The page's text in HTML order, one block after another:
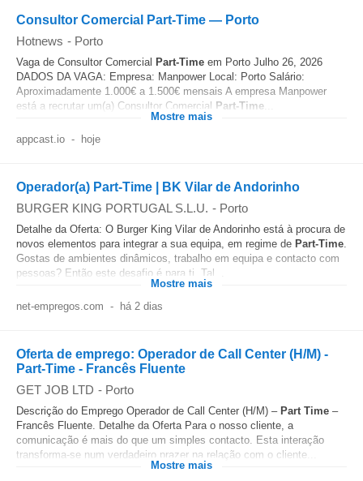
Consultor Comercial Part-Time — Porto
Hotnews - Porto
Vaga de Consultor Comercial Part-Time em Porto Julho 26, 2026
DADOS DA VAGA: Empresa: Manpower Local: Porto Salário:
Aproximadamente 1.000€ a 1.500€ mensais A empresa Manpower
está a recrutar um(a) Consultor Comercial Part-Time
Mostre mais
appcast.io - hoje
Operador(a) Part-Time | BK Vilar de Andorinho
BURGER KING PORTUGAL S.L.U. - Porto
Detalhe da Oferta: O Burger King Vilar de Andorinho está à procura de
novos elementos para integrar a sua equipa, em regime de Part-Time.
Gostas de ambientes dinâmicos, trabalho em equipa e contacto com
pessoas? Então este desafio é para ti. Tal...
Mostre mais
net-empregos.com - há 2 dias
Oferta de emprego: Operador de Call Center (H/M) -
Part-Time - Francês Fluente
GET JOB LTD - Porto
Descrição do Emprego Operador de Call Center (H/M) – Part Time –
Francês Fluente. Detalhe da Oferta Para o nosso cliente, a
comunicação é mais do que um simples contacto. Esta interação
transforma‑se num verdadeiro prazer na relação com o cliente...
Mostre mais